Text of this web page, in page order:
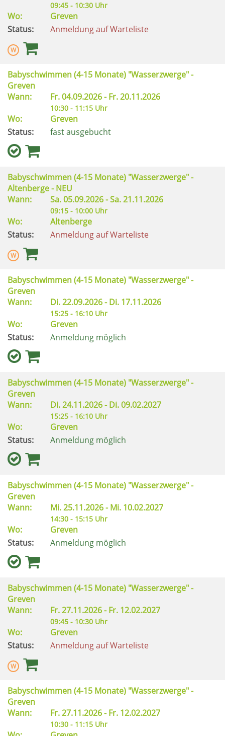
09:45 - 10:30 Uhr
Wo:
Greven
Status:
Anmeldung auf Warteliste
Babyschwimmen (4-15 Monate) "Wasserzwerge" -
Greven
Wann:
Fr.04.09.2026 -Fr.20.11.2026
10:30 - 11:15 Uhr
Wo:
Greven
Status:
fast ausgebucht
Babyschwimmen (4-15 Monate) "Wasserzwerge" -
Altenberge - NEU
Wann:
Sa.05.09.2026 -Sa.21.11.2026
09:15 - 10:00 Uhr
Wo:
Altenberge
Status:
Anmeldung auf Warteliste
Babyschwimmen (4-15 Monate) "Wasserzwerge" -
Greven
Wann:
Di.22.09.2026 -Di. 17.11.2026
15:25 - 16:10 Uhr
Wo:
Greven
Status:
Anmeldung möglich
Babyschwimmen (4-15 Monate) "Wasserzwerge" -
Greven
Wann:
Di.24.11.2026 -Di.09.02.2027
15:25 - 16:10 Uhr
Wo:
Greven
Status:
Anmeldung möglich
Babyschwimmen (4-15 Monate) "Wasserzwerge" -
Greven
Wann:
Mi.25.11.2026 -Mi. 10.02.2027
14:30 - 15:15 Uhr
Wo:
Greven
Status:
Anmeldung möglich
Babyschwimmen (4-15 Monate) "Wasserzwerge" -
Greven
Wann:
Fr.27.11.2026 -Fr. 12.02.2027
09:45 - 10:30 Uhr
Wo:
Greven
Status:
Anmeldung auf Warteliste
Babyschwimmen (4-15 Monate) "Wasserzwerge" -
Greven
Wann:
Fr.27.11.2026 -Fr. 12.02.2027
10:30 - 11:15 Uhr